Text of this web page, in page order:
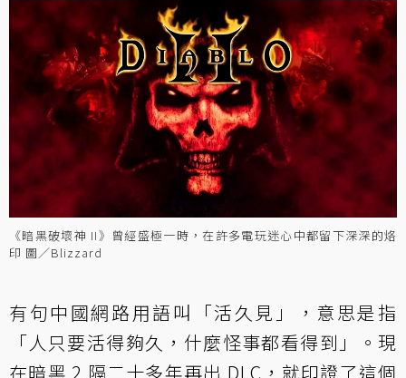
《暗黑破壞神 II》曾經盛極一時，在許多電玩迷心中都留下深深的烙
印 圖／Blizzard
有句中國網路用語叫「活久見」，意思是指
「人只要活得夠久，什麼怪事都看得到」。現
在暗黑 2 隔二十多年再出 DLC，就印證了這個